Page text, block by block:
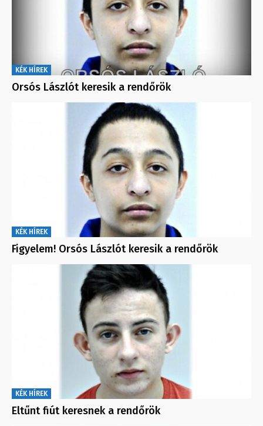
KÉK HÍREK
Orsós Lászlót keresik a rendőrök
KÉK HÍREK
Figyelem! Orsós Lászlót keresik a rendőrök
KÉK HÍREK
Eltűnt fiút keresnek a rendőrök